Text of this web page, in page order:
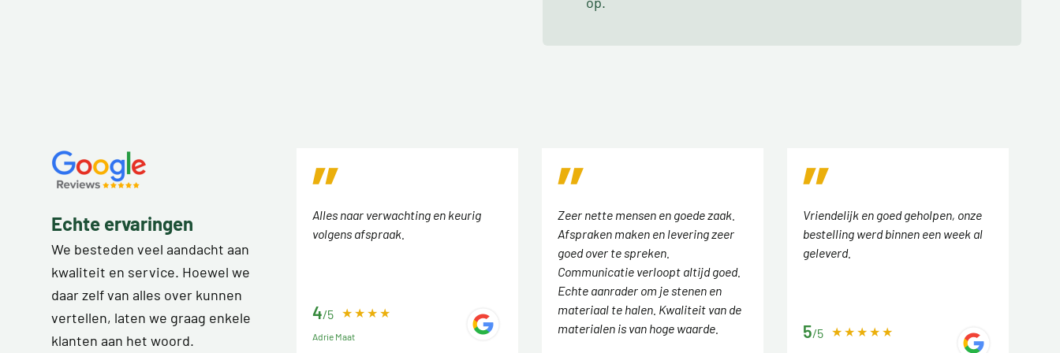
Echte ervaringen
We besteden veel aandacht aan
kwaliteit en service. Hoewel we
daar zelf van alles over kunnen
vertellen, laten we graag enkele
klanten aan het woord.
Alles naar verwachting en keurig
volgens afspraak.
4/5
Adrie Maat
Zeer nette mensen en goede zaak.
Afspraken maken en levering zeer
goed over te spreken.
Communicatie verloopt altijd goed.
Echte aanrader om je stenen en
materiaal te halen. Kwaliteit van de
materialen is van hoge waarde.
Vriendelijk en goed geholpen, onze
bestelling werd binnen een week al
geleverd.
5/5